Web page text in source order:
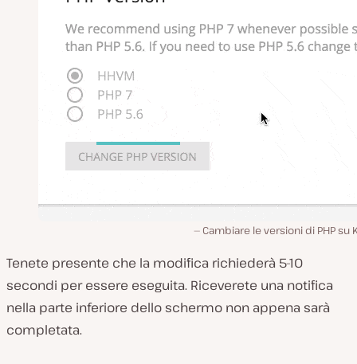
Cambiare le versioni di PHP su
Tenete presente che la modifica richiederà 5-10
secondi per essere eseguita. Riceverete una notifica
nella parte inferiore dello schermo non appena sarà
completata.